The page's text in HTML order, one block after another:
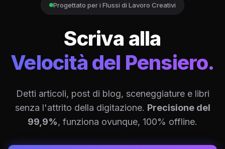
Progettato per i Flussi di Lavoro Creativi
Scriva alla
Velocità del Pensiero.
Detti articoli, post di blog, sceneggiature e libri
senza l'attrito della digitazione. Precisione del
99,9%, funziona ovunque, 100% offline.